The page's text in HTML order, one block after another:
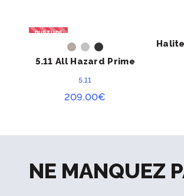
RUPTURE
ACHETER
5.11 All Hazard Prime
5.11
209.00€
NE MANQUEZ